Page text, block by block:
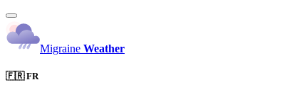
Migraine Weather
🇫🇷 FR